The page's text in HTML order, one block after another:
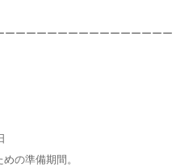
ーーーーーーーーーーーーーーー
の準備期間。